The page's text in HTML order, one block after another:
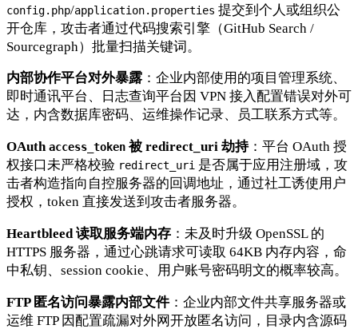
config.php/application.properties 提交到个人或组织公
开仓库，攻击者通过代码搜索引擎（GitHub Search /
Sourcegraph）批量扫描关键词。
内部协作平台对外暴露 ：企业内部使用的项目管理系统、
即时通讯平台、日志查询平台因 VPN 接入配置错误对外可
达，内含数据库密码、运维操作记录、员工联系方式等。
OAuthaccess_token 被 redirect_uri 劫持：平台 OAuth 授
权接口未严格校验 redirect_uri 是否属于应用注册域，攻
击者构造指向自控服务器的回调地址，通过社工诱使用户
授权，token 直接发送到攻击者服务器。
Heartbleed 读取服务端内存 ：未及时升级 OpenSSL 的
HTTPS 服务器，通过心跳请求可读取 64KB 内存内容，命
中私钥、session cookie、用户账号密码明文的概率较高。
FTP 匿名访问暴露内部文件：企业内部文件共享服务器或
运维 FTP 因配置疏漏对外网开放匿名访问，目录内含源码